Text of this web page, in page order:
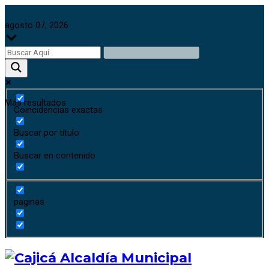
agosto 07, 2026
Más resultados
Coincidencias exactas
Buscar por título
Buscar en contenido
paginas